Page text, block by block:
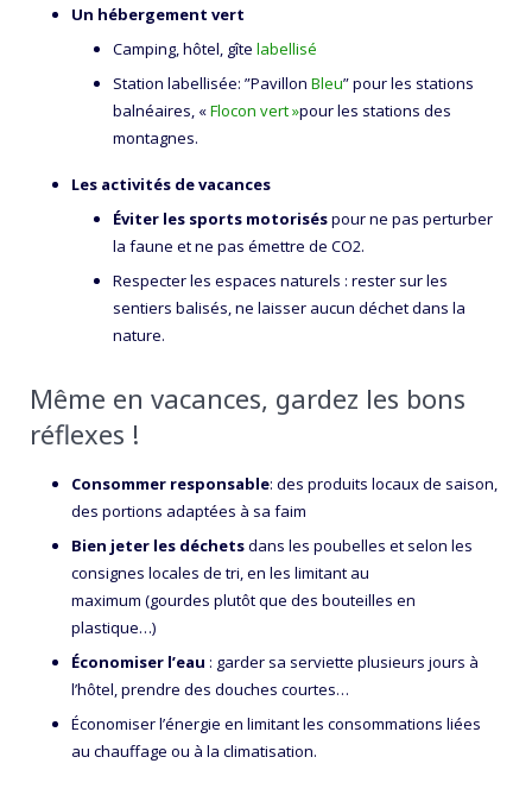
Un hébergement vert
Camping, hôtel, gîte labellisé
Station labellisée: ”Pavillon Bleu” pour les stations
balnéaires, «Flocon vert »pour les stations des
montagnes.
Les activités de vacances
Éviter les sports motoriséspour ne pas perturber
la faune et ne pas émettre de CO2.
Respecter les espaces naturels : rester sur les
sentiers balisés, ne laisser aucun déchet dans la
nature.
Même en vacances, gardez les bons
réflexes !
Consommer responsable: des produits locaux de saison,
des portions adaptées à sa faim
Bien jeter les déchetsdans les poubelles et selon les
consignes locales de tri, en les limitant au
maximum (gourdes plutôt que des bouteilles en
plastique…)
Économiser l’eau : garder sa serviette plusieurs jours à
l’hôtel, prendre des douches courtes…
Économiser l’énergie en limitant les consommations liées
au chauffage ou à la climatisation.